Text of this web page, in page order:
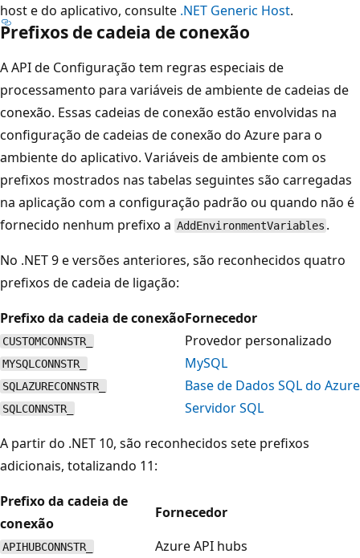
host e do aplicativo, consulte .NET Generic Host.
Prefixos de cadeia de conexão
A API de Configuração tem regras especiais de
processamento para variáveis de ambiente de cadeias de
conexão. Essas cadeias de conexão estão envolvidas na
configuração de cadeias de conexão do Azure para o
ambiente do aplicativo. Variáveis de ambiente com os
prefixos mostrados nas tabelas seguintes são carregadas
na aplicação com a configuração padrão ou quando não é
fornecido nenhum prefixo a AddEnvironmentVariables .
No .NET 9 e versões anteriores, são reconhecidos quatro
prefixos de cadeia de ligação:
Prefixo da cadeia de conexãoFornecedor
CUSTOMCONNSTR_ Provedor personalizado
MYSQLCONNSTR_ MySQL
SQLAZURECONNSTR_ Base de Dados SQL do Azure
SQLCONNSTR_
Servidor SQL
A partir do .NET 10, são reconhecidos sete prefixos
adicionais, totalizando 11:
Prefixo da cadeia de
conexão
Fornecedor
APIHUBCONNSTR_ Azure API hubs